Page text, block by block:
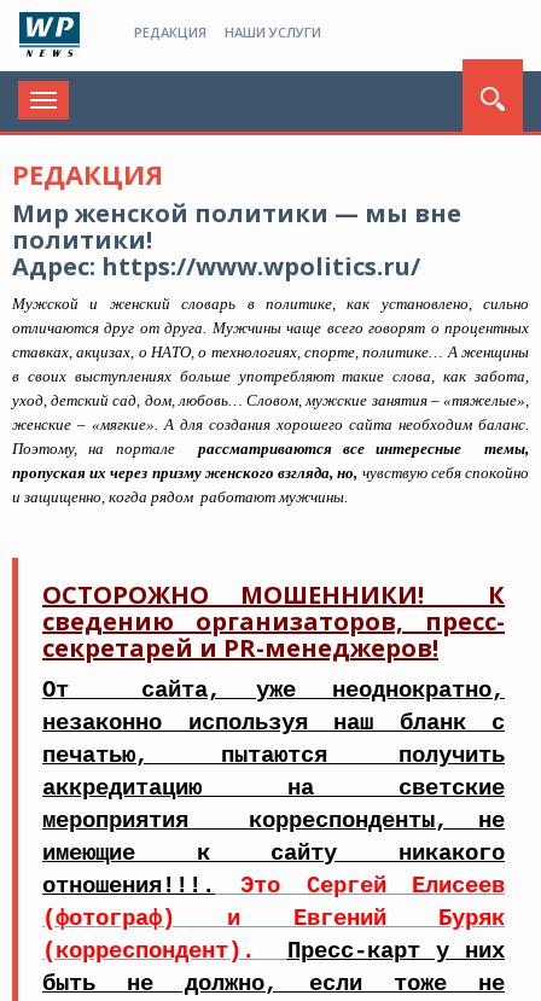
РЕДАКЦИЯ НАШИ УСЛУГИ
Toggle
navigation
РЕДАКЦИЯ
Мир женской политики — мы вне
политики!
Адрес: https://www.wpolitics.ru/
Мужской и женский словарь в политике, как установлено, сильно
отличаются друг от друга. Мужчины чаще всего говорят о процентных
ставках, акцизах, о НАТО, о технологиях, спорте, политике… А женщины
в своих выступлениях больше употребляют такие слова, как забота,
уход, детский сад, дом, любовь… Словом, мужские занятия – «тяжелые»,
женские – «мягкие». А для создания хорошего сайта необходим баланс.
Поэтому, на портале рассматриваются все интересные темы,
пропуская их через призму женского взгляда, но, чувствую себя спокойно
и защищенно, когда рядом работают мужчины.
ОСТОРОЖНО МОШЕННИКИ! К
сведению организаторов, пресс-
секретарей и PR-менеджеров!
От сайта, уже неоднократно,
незаконно используя наш бланк с
печатью, пытаются получить
аккредитацию на светские
мероприятия корреспонденты, не
имеющие к сайту никакого
отношения!!!.
Это Сергей Елисеев
(фотограф) и Евгений Буряк
(корреспондент). Пресс-карт у них
быть не должно, если тоже не